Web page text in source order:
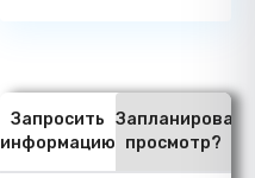
Запросить
информацию
Запланировать
просмотр?